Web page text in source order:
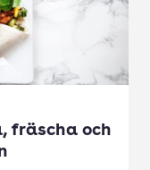
fräscha och